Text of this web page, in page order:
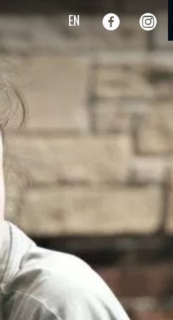
EN